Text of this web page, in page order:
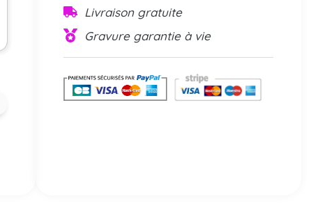
Livraison gratuite
Gravure garantie à vie